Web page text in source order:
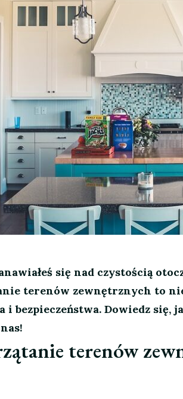
się nad czystością
terenów zewnętrznych to
bezpieczeństwa. Dowiedz się,
terenów